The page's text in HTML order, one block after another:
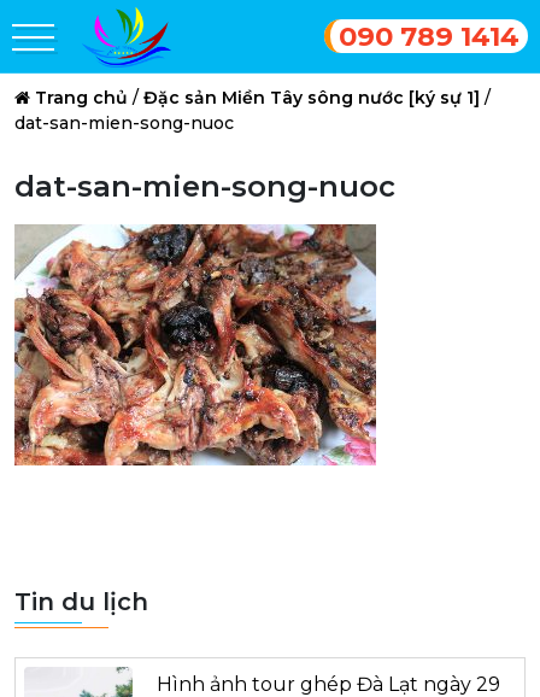
090 789 1414
Trang chủ / Đặc sản Miền Tây sông nước [ký sự 1] /
dat-san-mien-song-nuoc
dat-san-mien-song-nuoc
Tin du lịch
Hình ảnh tour ghép Đà Lạt ngày 29